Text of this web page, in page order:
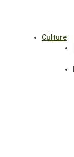
Culture